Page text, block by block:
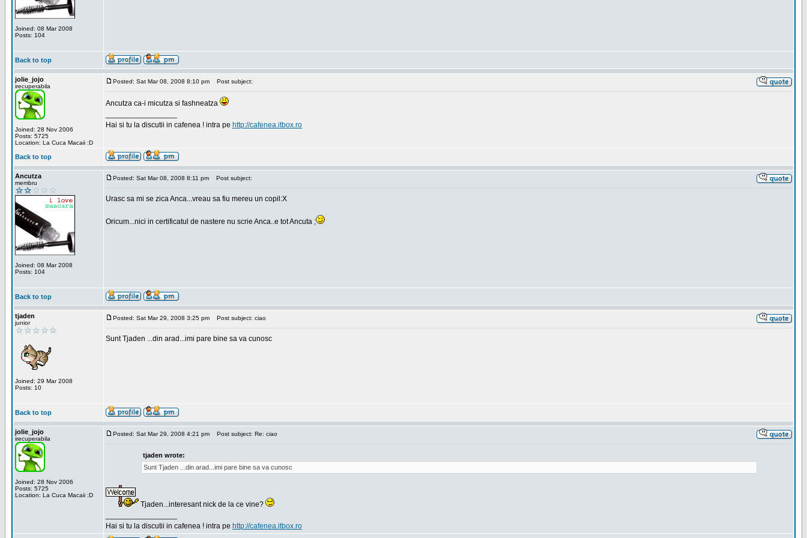
Joined: 08 Mar 2008
Posts: 104
Back to top
jolie_jojo
irecuperabila
Joined: 28 Nov 2006
Posts: 5725
Location: La Cuca Macaii :D
Posted: Sat Mar 08, 2008 8:10 pm Post subject:
Ancutza ca-i micutza si fashneatza
Hai si tu la discutii in cafenea ! intra pe http://cafenea.itbox.ro
Back to top
Ancutza
membru
Joined: 08 Mar 2008
Posts: 104
Posted: Sat Mar 08, 2008 8:11 pm Post subject:
Urasc sa mi se zica Anca...vreau sa fiu mereu un copil:X
Oricum...nici in certificatul de nastere nu scrie Anca..e tot Ancuta ;
Back to top
tjaden
junior
Joined: 29 Mar 2008
Posts: 10
Posted: Sat Mar 29, 2008 3:25 pm Post subject: ciao
Sunt Tjaden ...din arad...imi pare bine sa va cunosc
Back to top
jolie_jojo
irecuperabila
Joined: 28 Nov 2006
Posts: 5725
Location: La Cuca Macaii :D
Posted: Sat Mar 29, 2008 4:21 pm Post subject: Re: ciao
tjaden wrote:
Sunt Tjaden ...din arad...imi pare bine sa va cunosc
Tjaden...interesant nick de la ce vine?
Hai si tu la discutii in cafenea ! intra pe http://cafenea.itbox.ro